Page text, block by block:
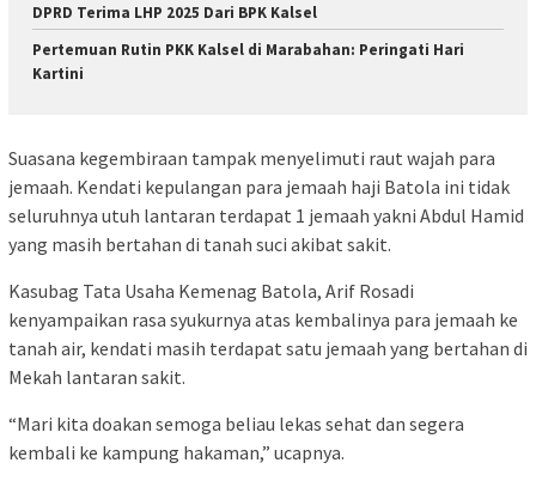
DPRD Terima LHP 2025 Dari BPK Kalsel
Pertemuan Rutin PKK Kalsel di Marabahan: Peringati Hari
Kartini
Suasana kegembiraan tampak menyelimuti raut wajah para
jemaah. Kendati kepulangan para jemaah haji Batola ini tidak
seluruhnya utuh lantaran terdapat 1 jemaah yakni Abdul Hamid
yang masih bertahan di tanah suci akibat sakit.
Kasubag Tata Usaha Kemenag Batola, Arif Rosadi
kenyampaikan rasa syukurnya atas kembalinya para jemaah ke
tanah air, kendati masih terdapat satu jemaah yang bertahan di
Mekah lantaran sakit.
“Mari kita doakan semoga beliau lekas sehat dan segera
kembali ke kampung hakaman,” ucapnya.